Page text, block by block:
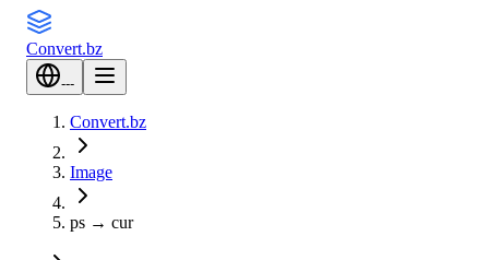
Convert.bz
---
Convert.bz
Image
ps → cur